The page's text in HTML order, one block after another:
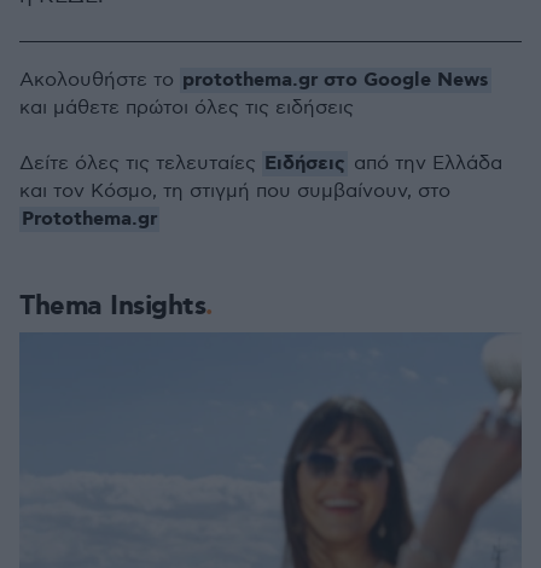
Thema Insights
Ακολουθήστε το protothema.gr στο Google News
και μάθετε πρώτοι όλες τις ειδήσεις
Δείτε όλες τις τελευταίες Ειδήσεις από την Ελλάδα
και τον Κόσμο, τη στιγμή που συμβαίνουν, στο
Protothema.gr